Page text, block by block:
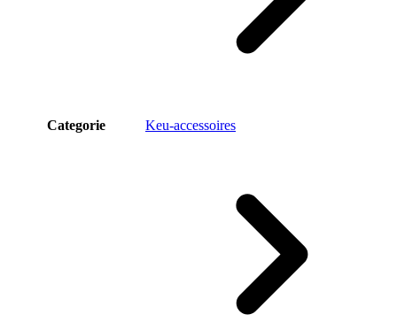
Categorie Keu-accessoires